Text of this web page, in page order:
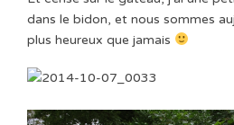
dans le bidon, et nous sommes
plus heureux que jamais